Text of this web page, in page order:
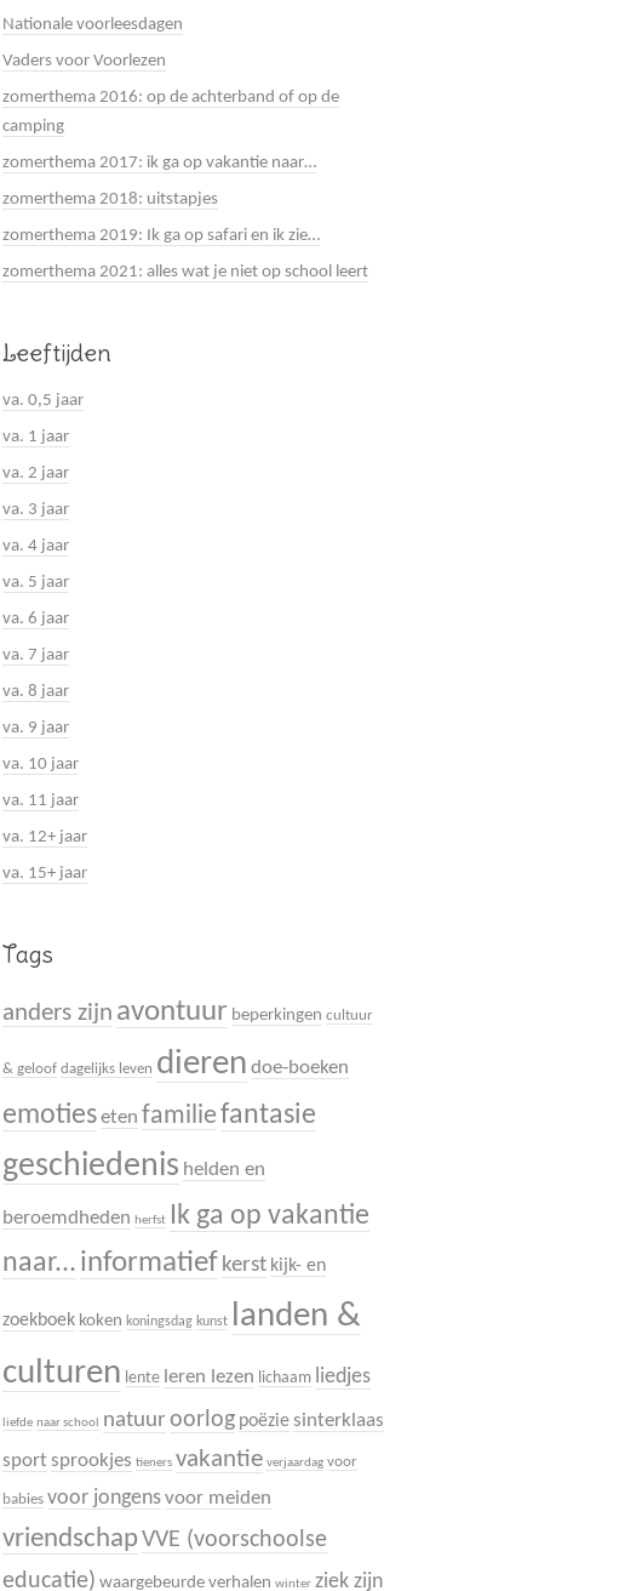
Nationale voorleesdagen
Vaders voor Voorlezen
zomerthema 2016: op de achterband of op de
camping
zomerthema 2017: ik ga op vakantie naar…
zomerthema 2018: uitstapjes
zomerthema 2019: Ik ga op safari en ik zie…
zomerthema 2021: alles wat je niet op school leert
Leeftijden
va. 0,5 jaar
va. 1 jaar
va. 2 jaar
va. 3 jaar
va. 4 jaar
va. 5 jaar
va. 6 jaar
va. 7 jaar
va. 8 jaar
va. 9 jaar
va. 10 jaar
va. 11 jaar
va. 12+ jaar
va. 15+ jaar
Tags
anders zijn avontuur beperkingen cultuur
& geloof dagelijks leven dieren doe-boeken
emotieseten familie fantasie
geschiedenis helden en
beroemdheden herfst
Ik ga op vakantie
naar... informatief kerst kijk- en
zoekboek koken koningsdag kunst
landen &
culturen lente leren lezen lichaam liedjes
liefde naar school natuur oorlog poëzie sinterklaas
sport sprookjes tieners vakantie verjaardag voor
babies voor jongensvoor meiden
vriendschapVVE (voorschoolse
educatie) waargebeurde verhalen winter ziek zijn